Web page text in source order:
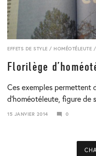
EFFETS DE STYLE / HOMÉOTÉLEUTE /
Florilège
Ces exemples permettent
d’homéotéleute, figure
15 JANVIER 2014
0